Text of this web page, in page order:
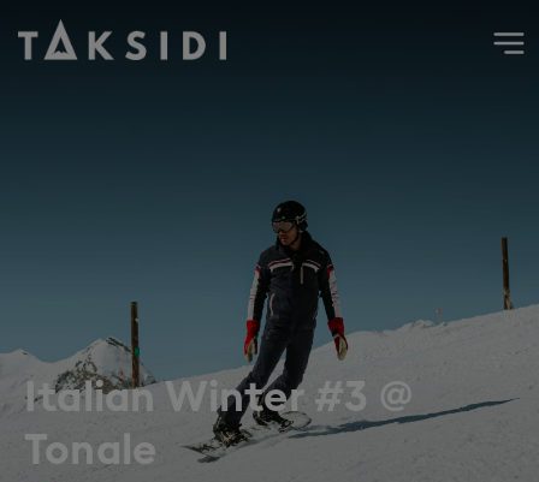
Italian Winter #3 @
Tonale